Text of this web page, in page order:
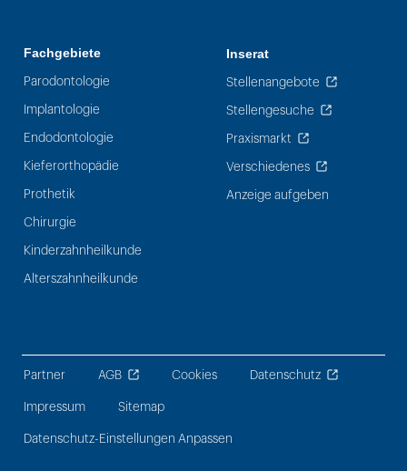
Fachgebiete
Parodontologie
Implantologie
Endodontologie
Kieferorthopädie
Prothetik
Chirurgie
Kinderzahnheilkunde
Alterszahnheilkunde
Inserat
Stellenangebote
Stellengesuche
Praxismarkt
Verschiedenes
Anzeige aufgeben
Partner AGB Cookies Datenschutz
Impressum Sitemap
Datenschutz-Einstellungen Anpassen